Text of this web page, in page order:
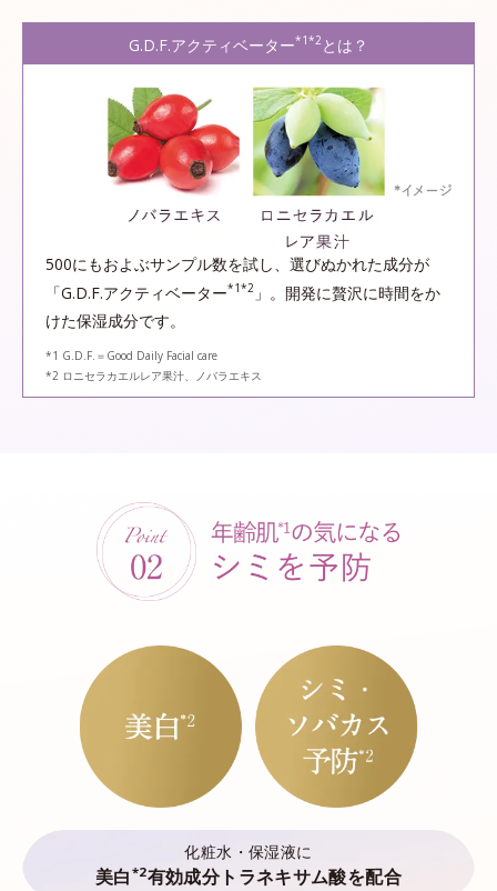
G.D.F.アクティベーター*1*2 とは？
500にもおよぶサンプル数を試し、選びぬかれた成分が
「G.D.F.アクティベーター*1*2 」。開発に贅沢に時間をか
けた保湿成分です。
*1 G.D.F.＝Good Daily Facial care
*2 ロニセラカエルレア果汁、ノバラエキス
化粧水・保湿液に
美白 *2有効成分トラネキサム酸を配合